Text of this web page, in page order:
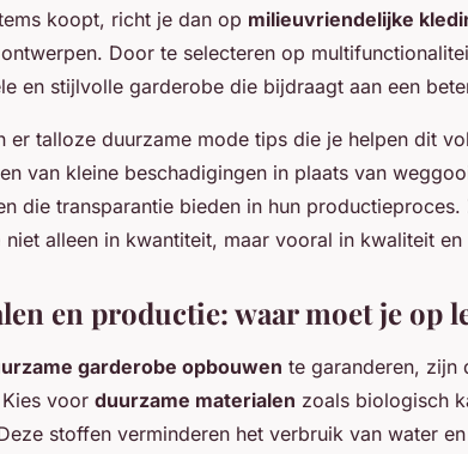
koopt, richt je dan op milieuvriendelijke
Door te selecteren op
en stijlvolle garderobe die bijdraagt aan een
er talloze duurzame mode tips die je helpen dit
van kleine beschadigingen in plaats van
die transparantie bieden in hun
niet alleen in kwantiteit, maar vooral in kwaliteit en
en productie: waar moet je op
garderobe opbouwen te garanderen, zijn
voor duurzame materialen zoals biologisch
stoffen verminderen het verbruik van water